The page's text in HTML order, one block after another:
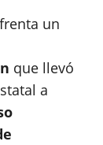
un
que llevó
a